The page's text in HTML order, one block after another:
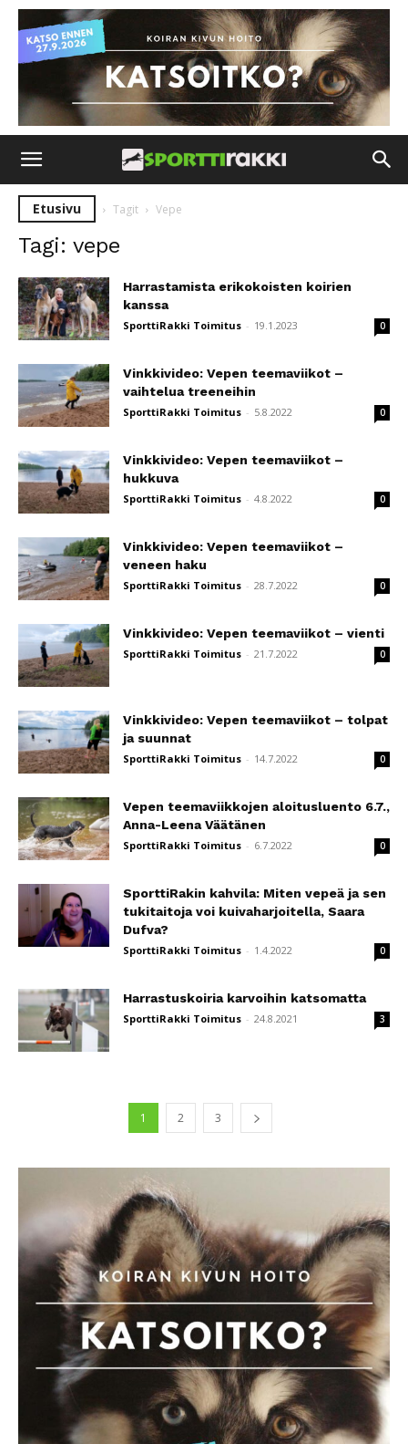
Etusivu Tagit Vepe
Tagi: vepe
Harrastamista erikokoisten koirien
kanssa
SporttiRakki Toimitus - 19.1.2023 0
Vinkkivideo: Vepen teemaviikot –
vaihtelua treeneihin
SporttiRakki Toimitus - 5.8.2022 0
Vinkkivideo: Vepen teemaviikot –
hukkuva
SporttiRakki Toimitus - 4.8.2022 0
Vinkkivideo: Vepen teemaviikot –
veneen haku
SporttiRakki Toimitus - 28.7.2022 0
Vinkkivideo: Vepen teemaviikot – vienti
SporttiRakki Toimitus - 21.7.2022 0
Vinkkivideo: Vepen teemaviikot – tolpat
ja suunnat
SporttiRakki Toimitus - 14.7.2022 0
Vepen teemaviikkojen aloitusluento 6.7.,
Anna-Leena Väätänen
SporttiRakki Toimitus - 6.7.2022 0
SporttiRakin kahvila: Miten vepeä ja sen
tukitaitoja voi kuivaharjoitella, Saara
Dufva?
SporttiRakki Toimitus - 1.4.2022 0
Harrastuskoiria karvoihin katsomatta
SporttiRakki Toimitus - 24.8.2021 3
1 2 3